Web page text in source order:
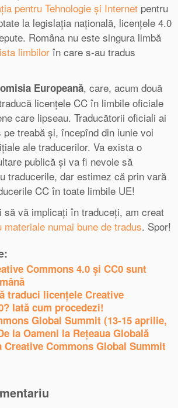
pentru Tehnologie și Internet pentru
la legislația națională, licențele 4.0
Româna nu este singura limbă
limbilor în care s-au tradus
Europeană, care, acum două
licențele CC în limbile oficiale
care lipseau. Traducătorii oficiali ai
treabă și, începînd din iunie voi
ale traducerilor. Va exista o
publică și va fi nevoie să
traducerile, dar estimez că prin vară
CC în toate limbile UE!
să vă implicați în traduceți, am creat
numai bune de tradus. Spor!
Commons 4.0 și CC0 sunt
traduci licențele Creative
Iată cum procedezi!
Global Summit (13-15 aprilie,
la Oameni la Rețeaua Globală
Creative Commons Global Summit